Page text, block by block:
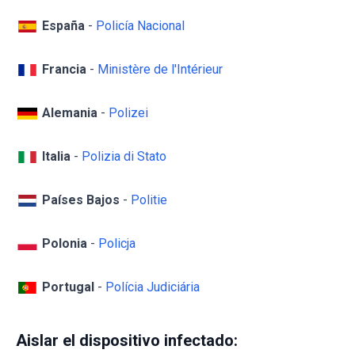
España - Policía Nacional
Francia - Ministère de l'Intérieur
Alemania - Polizei
Italia - Polizia di Stato
Países Bajos - Politie
Polonia - Policja
Portugal - Polícia Judiciária
Aislar el dispositivo infectado: